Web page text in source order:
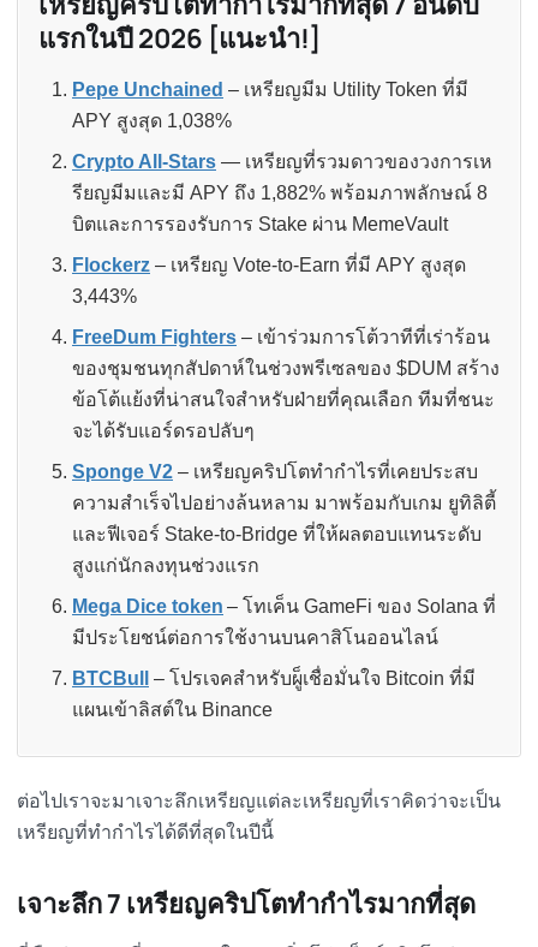
แรกในปี 2026 [แนะนำ!]
Pepe Unchained – เหรียญมีม Utility Token ที่มี
APY สูงสุด 1,038%
Crypto All-Stars — เหรียญที่รวมดาวของวงการเห
รียญมีมและมี APY ถึง 1,882% พร้อมภาพลักษณ์ 8
บิตและการรองรับการ Stake ผ่าน MemeVault
Flockerz – เหรียญ Vote-to-Earn ที่มี APY สูงสุด
3,443%
FreeDum Fighters – เข้าร่วมการโต้วาทีที่เร่าร้อน
ของชุมชนทุกสัปดาห์ในช่วงพรีเซลของ $DUM สร้าง
ข้อโต้แย้งที่น่าสนใจสำหรับฝ่ายที่คุณเลือก ทีมที่ชนะ
จะได้รับแอร์ดรอปลับๆ
Sponge V2 – เหรียญคริปโตทำกำไรที่เคยประสบ
ความสำเร็จไปอย่างล้นหลาม มาพร้อมกับเกม ยูทิลิตี้
และฟีเจอร์ Stake-to-Bridge ที่ให้ผลตอบแทนระดับ
สูงแก่นักลงทุนช่วงแรก
Mega Dice token – โทเค็น GameFi ของ Solana ที่
มีประโยชน์ต่อการใช้งานบนคาสิโนออนไลน์
BTCBull
– โปรเจคสำหรับผู็เชื่อมั่นใจ Bitcoin ที่มี
แผนเข้าลิสต์ใน Binance
ต่อไปเราจะมาเจาะลึกเหรียญแต่ละเหรียญที่เราคิดว่าจะเป็น
เหรียญที่ทำกำไรได้ดีที่สุดในปีนี้
เจาะลึก 7 เหรียญคริปโตทำกำไรมากที่สุด